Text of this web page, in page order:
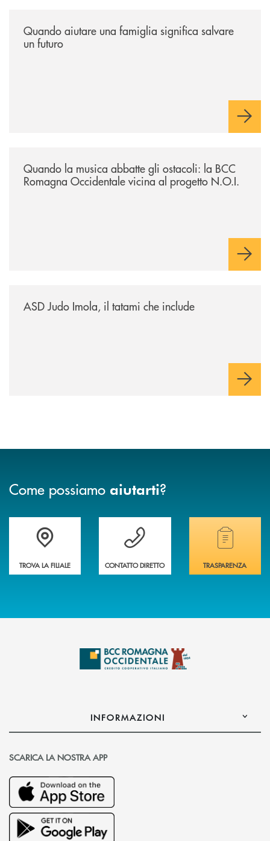
Quando aiutare una famiglia significa salvare
un futuro
Quando la musica abbatte gli ostacoli: la BCC
Romagna Occidentale vicina al progetto N.O.I.
ASD Judo Imola, il tatami che include
Come possiamo aiutarti?
Accedi all' elenco completo delle filiali della banca.
TROVA LA FILIALE
Hai bisogno di assistenza immediata?
CONTATTO DIRETTO
Hai bisogno di
TRASPARENZA
INFORMAZIONI
SCARICA LA NOSTRA APP